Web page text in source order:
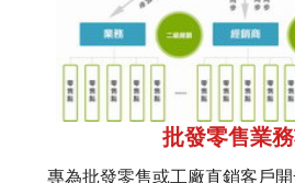
批發零售業
專為批發零售或工廠直銷客戶